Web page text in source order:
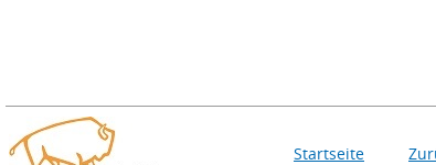
Startseite